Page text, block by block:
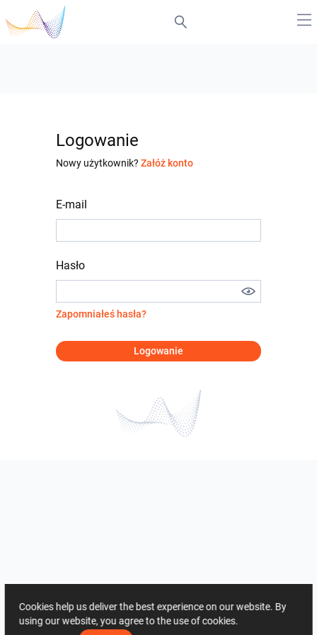
Logowanie
Nowy użytkownik? Załóż konto
E-mail
Hasło
Zapomniałeś hasła?
Logowanie
Cookies help us deliver the best experience on our website. By
using our website, you agree to the use of cookies.